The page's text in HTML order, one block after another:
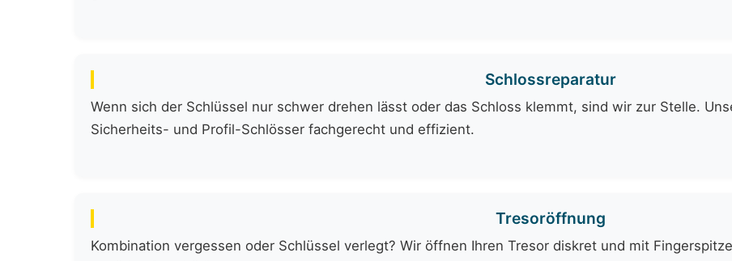
Schlossreparatur
Wenn sich der Schlüssel nur schwer drehen lässt oder das Schloss klemmt, sind wir zur Stelle.
Sicherheits- und Profil-Schlösser fachgerecht und effizient.
Tresoröffnung
Kombination vergessen oder Schlüssel verlegt? Wir öffnen Ihren Tresor diskret und mit